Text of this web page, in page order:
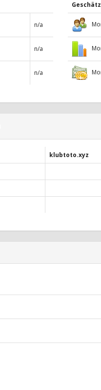
n/a
n/a
n/a
klubtoto.xyz